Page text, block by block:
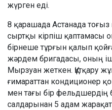
жүрген еді.
8 қарашада Астанада тоғыз
сыртқы кірпіш қаптамасы
бірнеше тұрғын қалып
жәрдем бригадасы, оның
Мырзуан жеткен. Құтқару
ғимараттан кондиционер
мен тағы бір фельдшердің
салдарынан 5 адам